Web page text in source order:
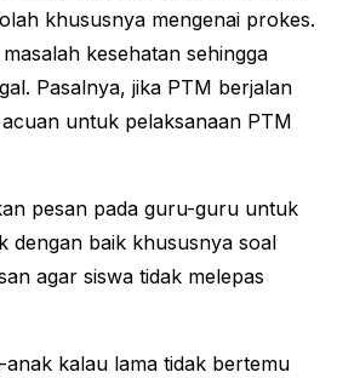
khususnya mengenai prokes.
kesehatan sehingga
Pasalnya, jika PTM berjalan
untuk pelaksanaan PTM
pesan pada guru-guru untuk
dengan baik khususnya soal
agar siswa tidak melepas
anak kalau lama tidak bertemu